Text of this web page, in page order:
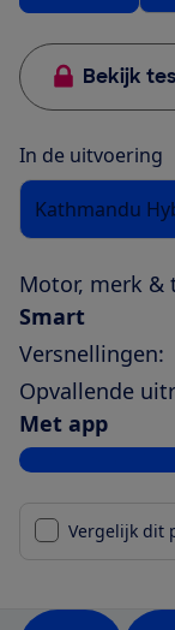
Bekijk
In de uitvoering
Kathmandu
Motor, merk &
Smart
Versnellingen:
Opvallende
Met app
Bekijk alle
Vergelijk dit